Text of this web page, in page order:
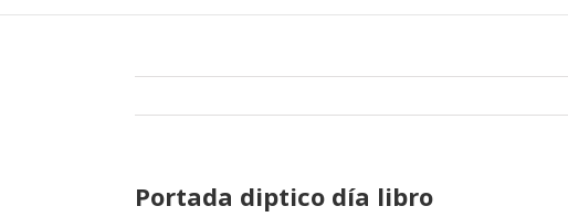
Portada diptico día libro